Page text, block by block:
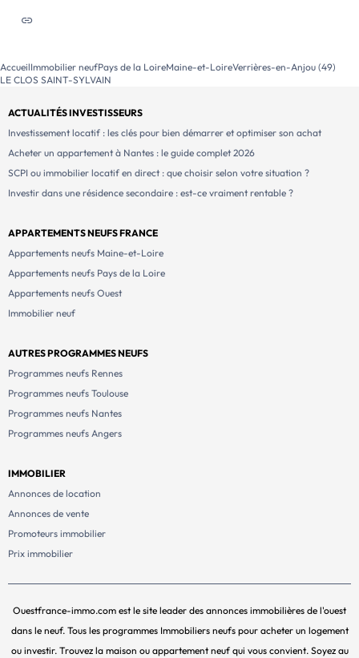
AccueilImmobilier neufPays de la LoireMaine-et-LoireVerrières-en-Anjou (49)
LE CLOS SAINT-SYLVAIN
ACTUALITÉS INVESTISSEURS
Investissement locatif : les clés pour bien démarrer et optimiser son achat
Acheter un appartement à Nantes : le guide complet 2026
SCPI ou immobilier locatif en direct : que choisir selon votre situation ?
Investir dans une résidence secondaire : est-ce vraiment rentable ?
APPARTEMENTS NEUFS FRANCE
Appartements neufs Maine-et-Loire
Appartements neufs Pays de la Loire
Appartements neufs Ouest
Immobilier neuf
AUTRES PROGRAMMES NEUFS
Programmes neufs Rennes
Programmes neufs Toulouse
Programmes neufs Nantes
Programmes neufs Angers
IMMOBILIER
Annonces de location
Annonces de vente
Promoteurs immobilier
Prix immobilier
Ouestfrance-immo.com est le site leader des annonces immobilières de l'ouest
dans le neuf. Tous les programmes Immobiliers neufs pour acheter un logement
ou investir. Trouvez la maison ou appartement neuf qui vous convient. Soyez au